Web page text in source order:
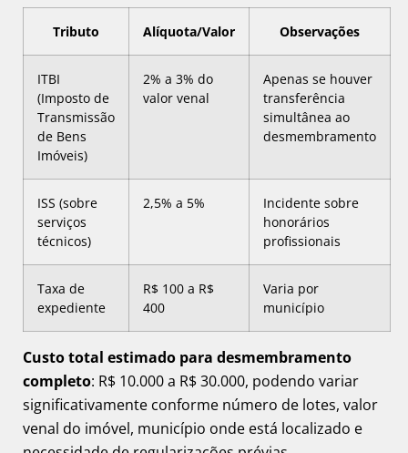
Tributo Alíquota/Valor Observações
ITBI
(Imposto de
Transmissão
de Bens
Imóveis)
2% a 3% do
valor venal
Apenas se houver
transferência
simultânea ao
desmembramento
ISS (sobre
serviços
técnicos)
2,5% a 5%
Incidente sobre
honorários
profissionais
Taxa de
expediente
R$ 100 a R$
400
Varia por
município
Custo total estimado para desmembramento
completo: R$ 10.000 a R$ 30.000, podendo variar
significativamente conforme número de lotes, valor
venal do imóvel, município onde está localizado e